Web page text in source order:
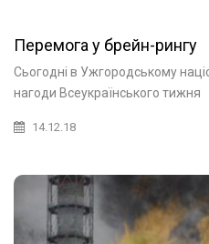
Перемога у брейн-рингу
Сьогодні в Ужгородському
нагоди Всеукраїнського тижня
14.12.18